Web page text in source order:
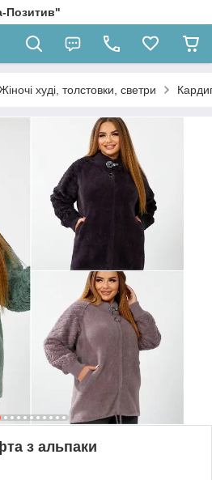
Позитив"
худі, толстовки, светри
з альпаки